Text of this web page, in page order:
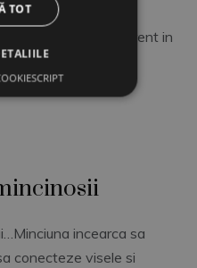
la intrebare, indiferent in
incearca sa
conecteze visele si
TOT